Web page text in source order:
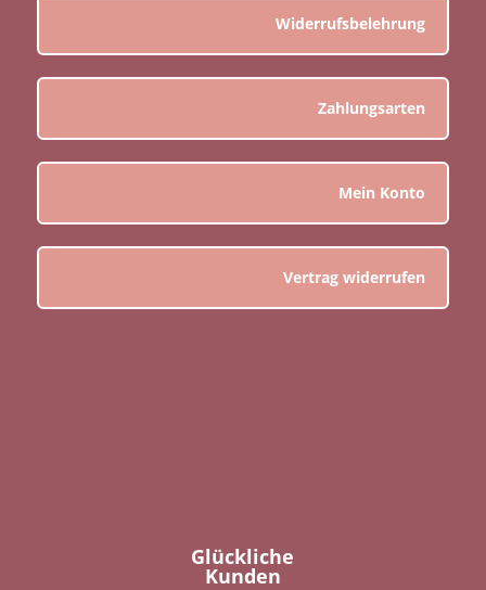
Widerrufsbelehrung
Zahlungsarten
Mein Konto
Vertrag widerrufen
Glückliche
Kunden